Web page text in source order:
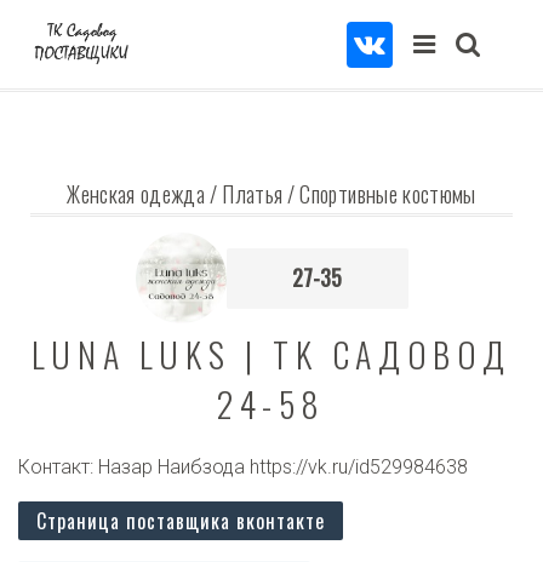
Женская одежда/Платья/Спортивные костюмы
27-35
LUNA LUKS | TK САДОВОД
24-58
Контакт: Назар Наибзода https://vk.ru/id529984638
Страница поставщика вконтакте